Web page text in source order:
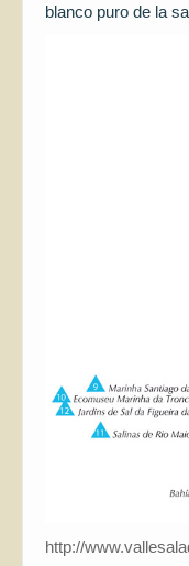
blanco puro de la
http://